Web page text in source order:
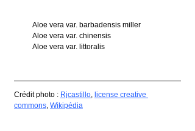
Aloe vera var. barbadensis miller
Aloe vera var. chinensis
Aloe vera var. littoralis
Crédit photo : Rjcastillo, license creative
commons, Wikipédia